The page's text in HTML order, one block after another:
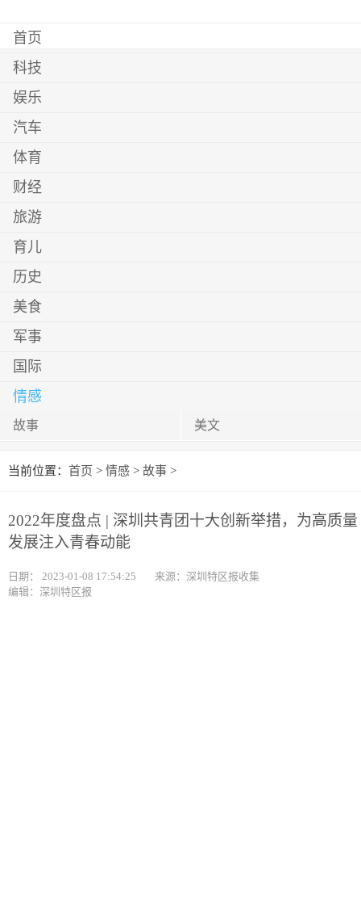
首页
科技
娱乐
汽车
体育
财经
旅游
育儿
历史
美食
军事
国际
情感
故事 美文
当前位置： 首页 > 情感 > 故事 >
2022年度盘点 | 深圳共青团十大创新举措，为高质量
发展注入青春动能
日期： 2023-01-08 17:54:25
来源：深圳特区报收集
编辑：深圳特区报